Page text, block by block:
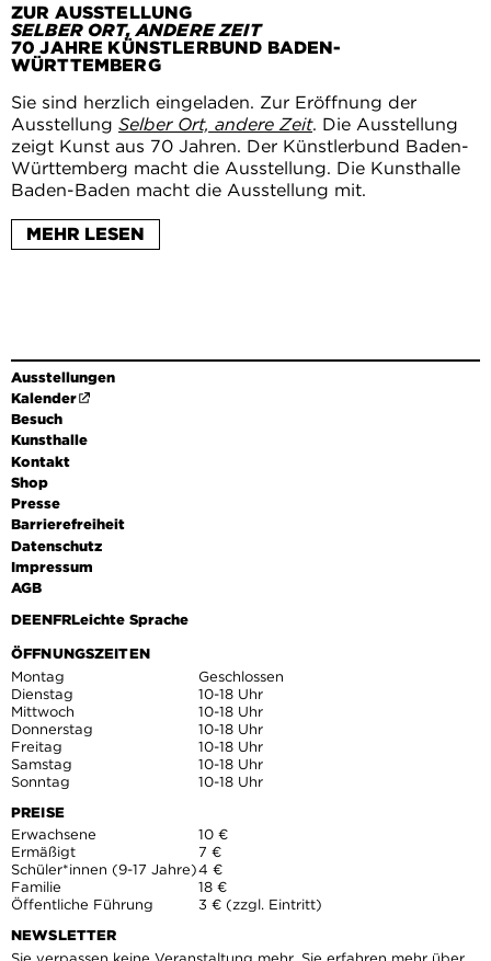
ZUR AUSSTELLUNG
SELBER ORT, ANDERE ZEIT
70 JAHRE KÜNSTLERBUND BADEN-
WÜRTTEMBERG
Sie sind herzlich eingeladen. Zur Eröffnung der
Ausstellung Selber Ort, andere Zeit. Die Ausstellung
zeigt Kunst aus 70 Jahren. Der Künstlerbund Baden-
Württemberg macht die Ausstellung. Die Kunsthalle
Baden-Baden macht die Ausstellung mit.
Die Eröffnung ist am Freitag, den 10. Oktober 2025,
ab 19 Uhr. Die Künstler sind dabei.
Arne Braun. Er ist Staatssekretär für Wissenschaft,
Forschung und Kunst.
Simone Demandt. Sie ist Vorsitzende des
Künstlerbundes Baden-Württemberg.
Christina Lehnert. Sie ist Chef-Kuratorin der
Kunsthalle Baden-Baden.
Danach können Sie die Ausstellung anschauen.
Wir freuen uns auf Sie!
MEHR LESEN
Ausstellungen
Kalender
Besuch
Kunsthalle
Kontakt
Shop
Presse
Barrierefreiheit
Datenschutz
Impressum
AGB
DEENFRLeichte Sprache
ÖFFNUNGSZEITEN
Montag
Geschlossen
Dienstag
10-18 Uhr
Mittwoch
10-18 Uhr
Donnerstag
10-18 Uhr
Freitag
10-18 Uhr
Samstag
10-18 Uhr
Sonntag
10-18 Uhr
PREISE
Erwachsene
10 €
Ermäßigt
7 €
Schüler*innen (9-17 Jahre)4 €
Familie
18 €
Öffentliche Führung
3 € (zzgl. Eintritt)
NEWSLETTER